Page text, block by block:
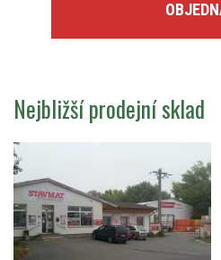
Nejbližší prodejní sklad